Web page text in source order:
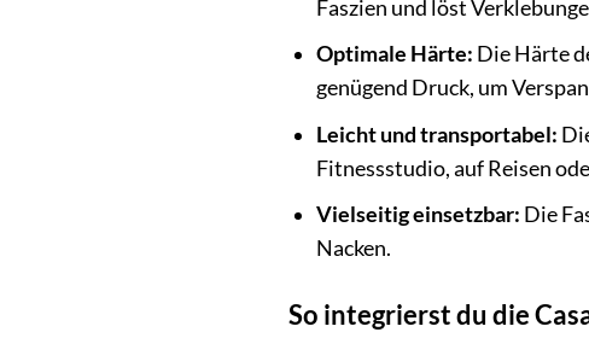
Faszien und löst
Optimale Härte: Die Härte
genügend Druck, um
Leicht und transportabel:
Fitnessstudio, auf Reisen
Vielseitig einsetzbar: Die
Nacken.
So integrierst du die